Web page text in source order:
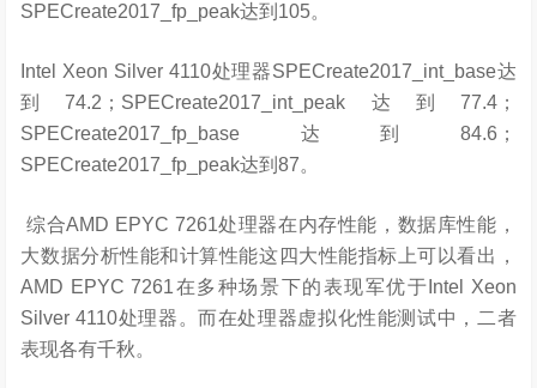
SPECreate2017_fp_peak达到105。
Intel Xeon Silver 4110处理器SPECreate2017_int_base达
到74.2；SPECreate2017_int_peak达到77.4；
SPECreate2017_fp_base达到84.6；
SPECreate2017_fp_peak达到87。
综合AMD EPYC 7261处理器在内存性能，数据库性能，
大数据分析性能和计算性能这四大性能指标上可以看出，
AMD EPYC 7261在多种场景下的表现军优于Intel Xeon
Silver 4110处理器。而在处理器虚拟化性能测试中，二者
表现各有千秋。